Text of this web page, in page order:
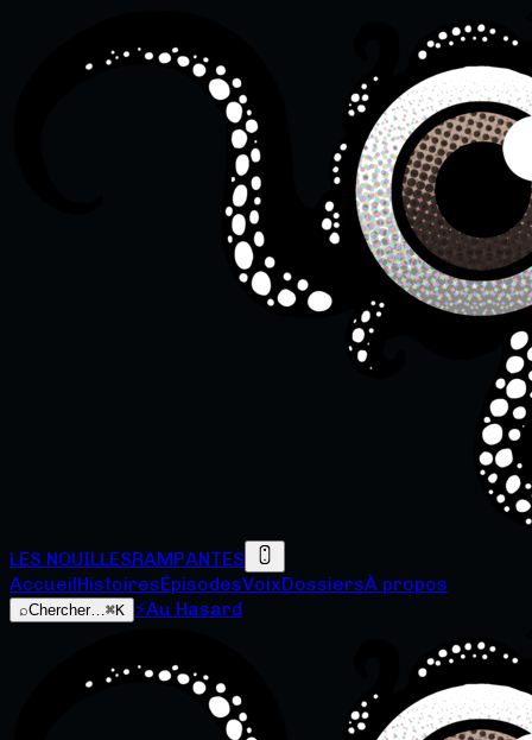
LES NOUILLESRAMPANTES
AccueilHistoiresÉpisodesVoixDossiersÀ propos
⌕Chercher…⌘K ⚡Au Hasard